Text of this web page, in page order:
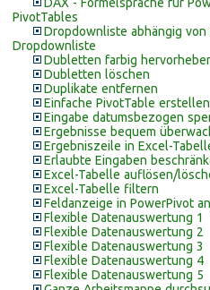
PivotTables
Dropdownliste abhängig
Dropdownliste
Dubletten farbig
Dubletten löschen
Duplikate entfernen
Einfache PivotTable erstellen
Eingabe datumsbezogen
Ergebnisse bequem
Ergebniszeile in Excel-
Erlaubte Eingaben
Excel-Tabelle auflösen/
Excel-Tabelle filtern
Feldanzeige in PowerPivot
Flexible Datenauswertung 1
Flexible Datenauswertung 2
Flexible Datenauswertung 3
Flexible Datenauswertung 4
Flexible Datenauswertung 5